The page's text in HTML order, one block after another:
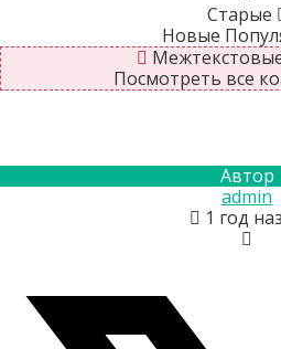
Старые
Новые
Посмотреть все
Автор
admin
1 год